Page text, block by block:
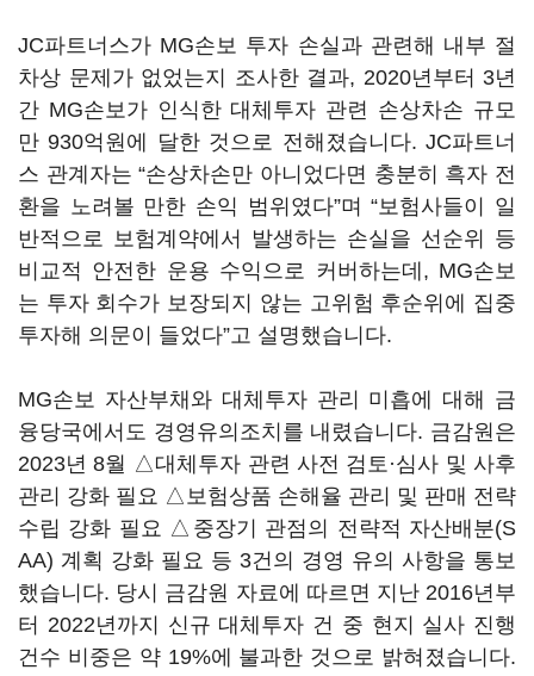
JC파트너스가 MG손보 투자 손실과 관련해 내부 절
차상 문제가 없었는지 조사한 결과, 2020년부터 3년
간 MG손보가 인식한 대체투자 관련 손상차손 규모
만 930억원에 달한 것으로 전해졌습니다. JC파트너
스 관계자는 “손상차손만 아니었다면 충분히 흑자 전
환을 노려볼 만한 손익 범위였다”며 “보험사들이 일
반적으로 보험계약에서 발생하는 손실을 선순위 등
비교적 안전한 운용 수익으로 커버하는데, MG손보
는 투자 회수가 보장되지 않는 고위험 후순위에 집중
투자해 의문이 들었다”고 설명했습니다.
MG손보 자산부채와 대체투자 관리 미흡에 대해 금
융당국에서도 경영유의조치를 내렸습니다. 금감원은
2023년 8월 △대체투자 관련 사전 검토·심사 및 사후
관리 강화 필요 △보험상품 손해율 관리 및 판매 전략
수립 강화 필요 △중장기 관점의 전략적 자산배분(S
AA) 계획 강화 필요 등 3건의 경영 유의 사항을 통보
했습니다. 당시 금감원 자료에 따르면 지난 2016년부
터 2022년까지 신규 대체투자 건 중 현지 실사 진행
건수 비중은 약 19%에 불과한 것으로 밝혀졌습니다.